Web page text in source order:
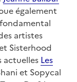
également
artistes
Sisterhood
actuelles Les
et Sopycal